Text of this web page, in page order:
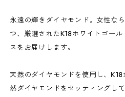
永遠の輝きダイヤモンド。女性な
つ、厳選されたK18ホワイトゴー
スをお届けします。
天然のダイヤモンドを使用し、
然ダイヤモンドをセッティングし